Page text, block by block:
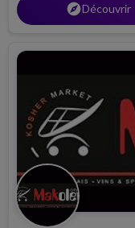
explorerDécouvrir